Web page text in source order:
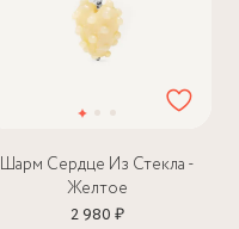
Шарм Сердце Из Стекла -
Желтое
2 980 ₽